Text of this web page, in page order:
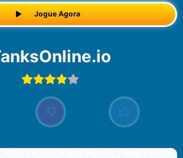
Jogue Agora
TanksOnline.io